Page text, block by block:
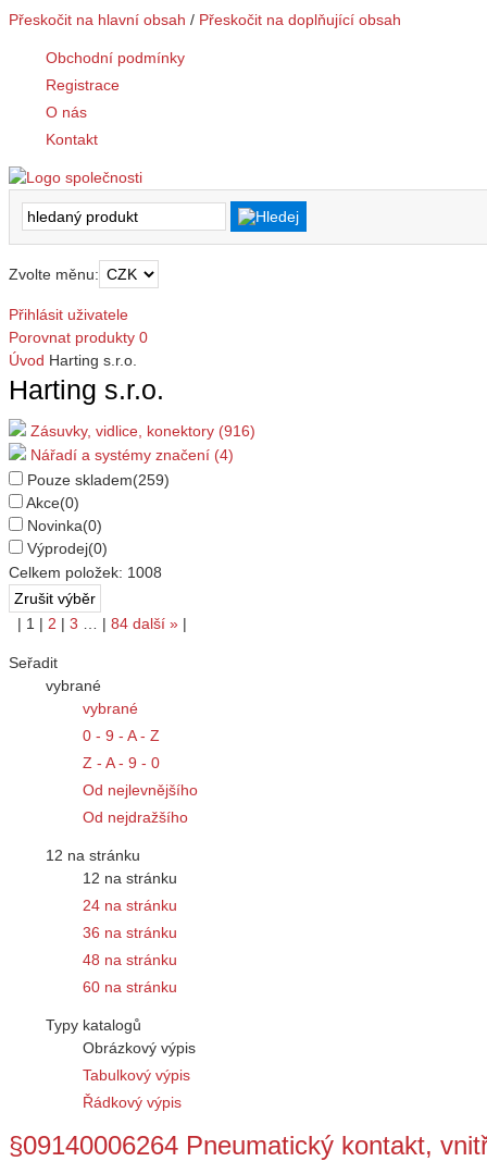
Přeskočit na hlavní obsah / Přeskočit na doplňující obsah
Obchodní podmínky
Registrace
O nás
Kontakt
Zvolte měnu:
Přihlásit uživatele
Porovnat produkty 0
Úvod Harting s.r.o.
Harting s.r.o.
Zásuvky, vidlice, konektory (916)
Nářadí a systémy značení (4)
Pouze skladem(259)
Akce(0)
Novinka(0)
Výprodej(0)
Celkem položek: 1008
| 1 | 2 | 3 … | 84 další » |
Seřadit
vybrané
vybrané
0 - 9 - A - Z
Z - A - 9 - 0
Od nejlevnějšího
Od nejdražšího
12 na stránku
12 na stránku
24 na stránku
36 na stránku
48 na stránku
60 na stránku
Typy katalogů
Obrázkový výpis
Tabulkový výpis
Řádkový výpis
§09140006264 Pneumatický kontakt,